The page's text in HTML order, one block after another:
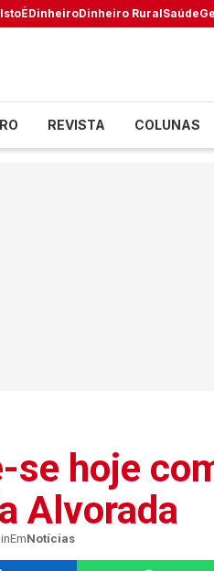
IstoÉDinheiroDinheiro RuralSaúde
REVISTA COLUNAS
se hoje
Alvorada
EmNotícias